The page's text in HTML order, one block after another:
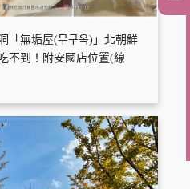
「無垢屋(무구옥)」北朝鮮
不到！附安國店位置(線